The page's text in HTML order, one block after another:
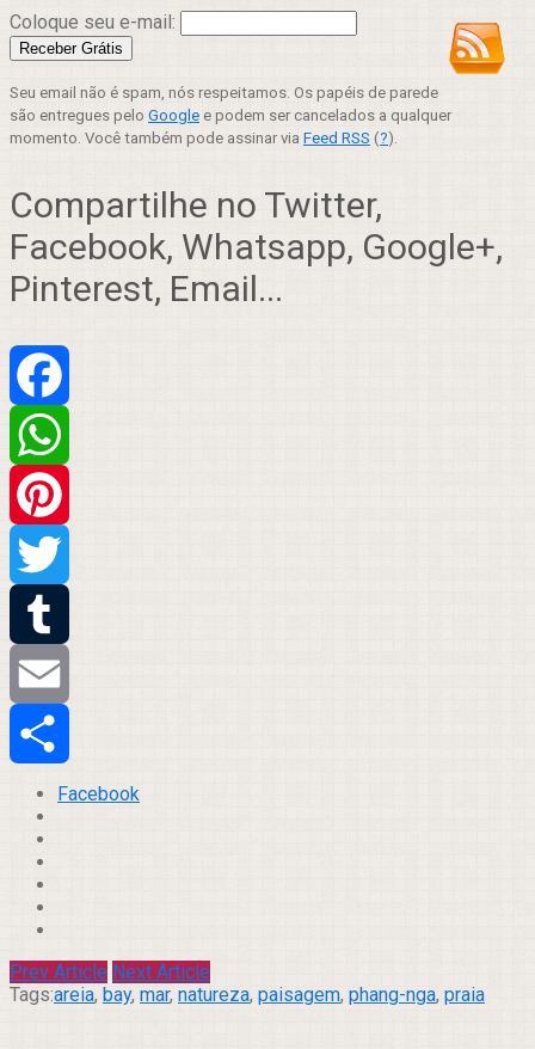
Coloque seu e-mail:
Seu email não é spam, nós respeitamos. Os papéis de parede
são entregues pelo Google e podem ser cancelados a qualquer
momento. Você também pode assinar via Feed RSS (?).
Compartilhe no Twitter,
Facebook, Whatsapp, Google+,
Pinterest, Email...
Facebook
WhatsApp
Pinterest
Twitter
Tumblr
Email
Compartilhar
Facebook
Prev Article Next Article
Tags:areia, bay, mar, natureza, paisagem, phang-nga, praia